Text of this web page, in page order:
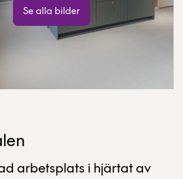
Se alla bilder
arbetsplats i hjärtat av